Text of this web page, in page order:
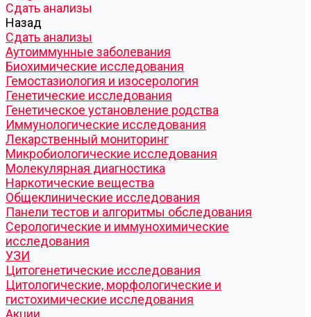
Cдать анализы
Назад
Cдать анализы
Аутоиммунные заболевания
Биохимические исследования
Гемостазиология и изосерология
Генетические исследования
Генетическое установление родства
Иммунологические исследования
Лекарственный мониторинг
Микробиологические исследования
Молекулярная диагностика
Наркотические вещества
Общеклинические исследования
Панели тестов и алгоритмы обследования
Серологические и иммунохимические
исследования
УЗИ
Цитогенетические исследования
Цитологические, морфологические и
гистохимические исследования
Акции